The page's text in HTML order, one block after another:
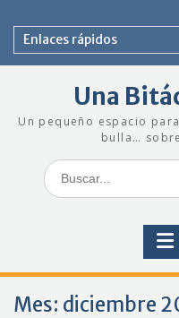
contenido
Enlaces rápidos
Una
Un pequeño espacio
bulla…
Buscar:
Mes: diciembre